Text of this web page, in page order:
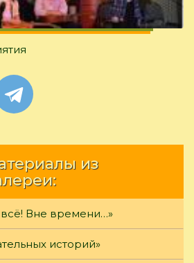
из
всё! Вне времени…»
историй»